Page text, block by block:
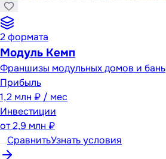
2формата
Модуль Кемп
Франшизы модульных домов и бань
Прибыль
1,2 млн ₽ / мес
Инвестиции
от2,9 млн ₽
СравнитьУзнать условия